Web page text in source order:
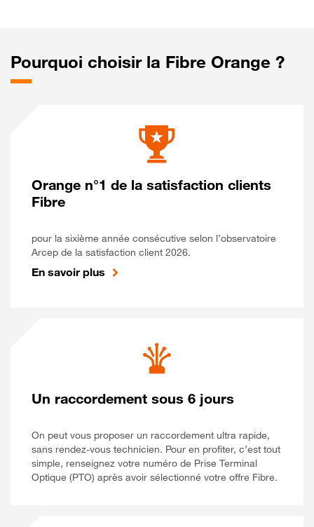
Pourquoi choisir la Fibre Orange ?
Orange n°1 de la satisfaction clients
Fibre
pour la sixième année consécutive selon l’observatoire
Arcep de la satisfaction client 2026.
En savoir plus
Un raccordement sous 6 jours
On peut vous proposer un raccordement ultra rapide,
sans rendez-vous technicien. Pour en profiter, c’est tout
simple, renseignez votre numéro de Prise Terminal
Optique (PTO) après avoir sélectionné votre offre Fibre.